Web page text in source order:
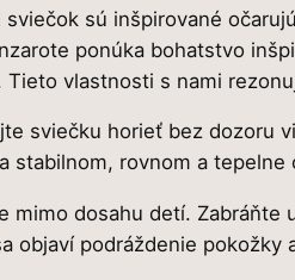
sviečok sú inšpirované
ponúka bohatstvo
Tieto vlastnosti s nami
sviečku horieť bez dozoru
stabilnom, rovnom a
mimo dosahu detí.
objaví podráždenie